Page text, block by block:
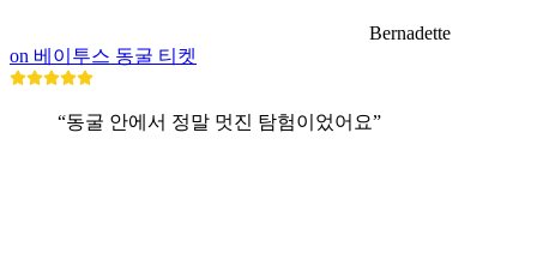
Bernadette
on 베이투스 동굴 티켓
“동굴 안에서 정말 멋진 탐험이었어요”